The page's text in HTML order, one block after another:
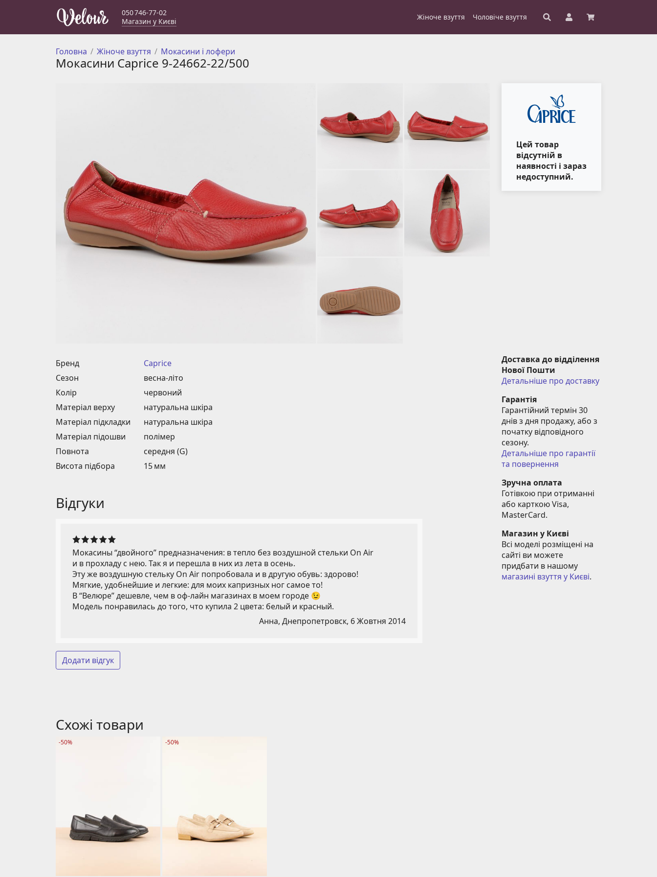
050 746-77-02
Магазин у Києві
Жіноче взуття Чоловіче взуття
Головна Жіноче взуття Мокасини і лофери
Мокасини Caprice 9-24662-22/500
Цей товар
відсутній в
наявності і зараз
недоступний.
Бренд
Caprice
Сезон
весна-літо
Колір
червоний
Матеріал верху
натуральна шкіра
Матеріал підкладки
натуральна шкіра
Матеріал підошви
полімер
Повнота
середня (G)
Висота підбора
15 мм
Відгуки
Мокасины “двойного” предназначения: в тепло без воздушной стельки On Air
и в прохладу с нею. Так я и перешла в них из лета в осень.
Эту же воздушную стельку On Air попробовала и в другую обувь: здорово!
Мягкие, удобнейшие и легкие: для моих капризных ног самое то!
В “Велюре” дешевле, чем в оф-лайн магазинах в моем городе 😉
Модель понравилась до того, что купила 2 цвета: белый и красный.
Анна, Днепропетровск, 6 Жовтня 2014
Додати відгук
Доставка до відділення
Нової Пошти
Детальніше про доставку
Гарантія
Гарантійний термін 30
днів з дня продажу, або з
початку відповідного
сезону.
Детальніше про гарантії
та повернення
Зручна оплата
Готівкою при отриманні
або карткою Visa,
MasterCard.
Магазин у Києві
Всі моделі розміщені на
сайті ви можете
магазині взуття у Києві.
Схожі товари
-50% -50%